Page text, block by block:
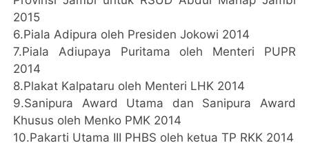
2015
6.Piala Adipura oleh Presiden Jokowi 2014
7.Piala Adiupaya Puritama oleh Menteri PUPR
2014
8.Plakat Kalpataru oleh Menteri LHK 2014
9.Sanipura Award Utama dan Sanipura Award
Khusus oleh Menko PMK 2014
10.Pakarti Utama III PHBS oleh ketua TP RKK 2014